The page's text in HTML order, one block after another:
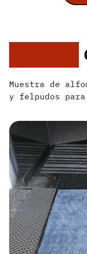
Muestra de
y felpudos